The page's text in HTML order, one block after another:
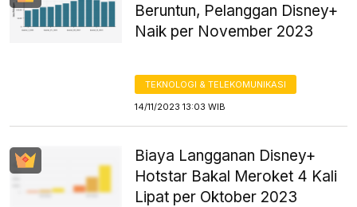
Beruntun, Pelanggan Disney+
Naik per November 2023
TEKNOLOGI & TELEKOMUNIKASI
14/11/2023 13:03 WIB
Biaya Langganan Disney+
Hotstar Bakal Meroket 4 Kali
Lipat per Oktober 2023